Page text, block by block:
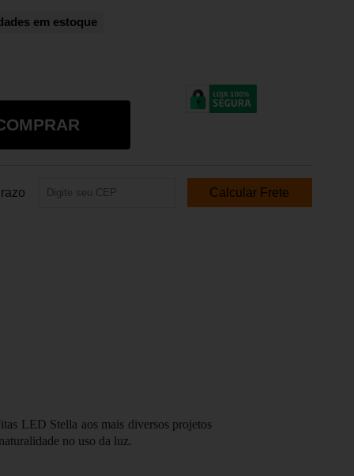
em estoque
LED Stella aos mais diversos projetos
no uso da luz.